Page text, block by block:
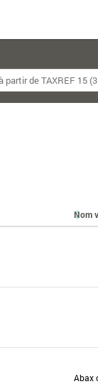
Nom
Abax